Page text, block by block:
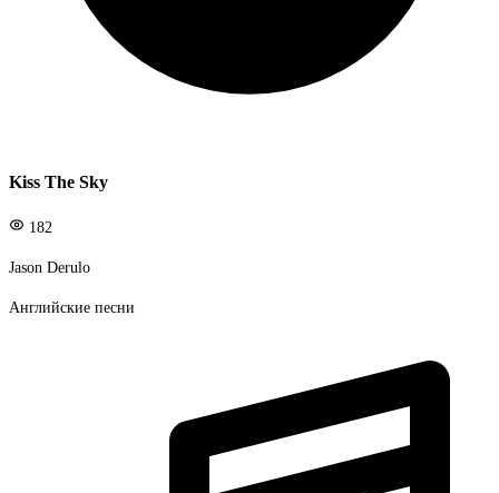
Kiss The Sky
182
Jason Derulo
Английские песни